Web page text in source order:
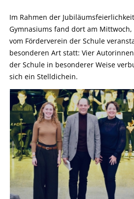
Im Rahmen der
Gymnasiums fand dort am Mittwoch,
vom Förderverein der Schule
besonderen Art statt: Vier
der Schule in besonderer Weise
sich ein Stelldichein.